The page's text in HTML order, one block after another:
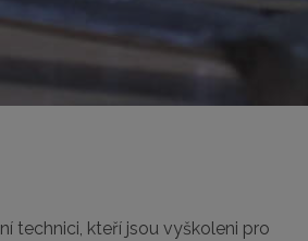
technici, kteří jsou vyškoleni pro